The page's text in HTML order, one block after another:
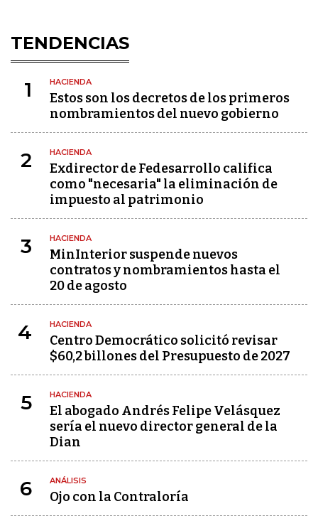
TENDENCIAS
1 HACIENDA
Estos son los decretos de los primeros
nombramientos del nuevo gobierno
2 HACIENDA
Exdirector de Fedesarrollo califica
como "necesaria" la eliminación de
impuesto al patrimonio
3 HACIENDA
MinInterior suspende nuevos
contratos y nombramientos hasta el
20 de agosto
4 HACIENDA
Centro Democrático solicitó revisar
$60,2 billones del Presupuesto de 2027
5 HACIENDA
El abogado Andrés Felipe Velásquez
sería el nuevo director general de la
Dian
6 ANÁLISIS
Ojo con la Contraloría